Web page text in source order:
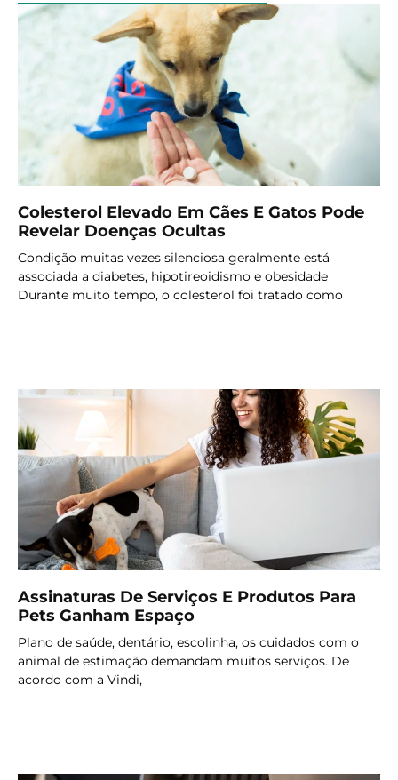
Colesterol Elevado Em Cães E Gatos Pode
Revelar Doenças Ocultas
Condição muitas vezes silenciosa geralmente está
associada a diabetes, hipotireoidismo e obesidade
Durante muito tempo, o colesterol foi tratado como
Assinaturas De Serviços E Produtos Para
Pets Ganham Espaço
Plano de saúde, dentário, escolinha, os cuidados com o
animal de estimação demandam muitos serviços. De
acordo com a Vindi,